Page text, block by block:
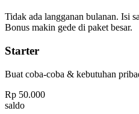
Tidak ada langganan bulanan. Isi
Bonus makin gede di paket besar.
Starter
Buat coba-coba & kebutuhan
Rp 50.000
saldo